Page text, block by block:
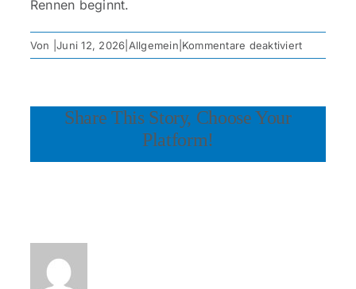
Rennen beginnt.
Von |Juni 12, 2026 Allgemein Kommentare deaktiviertfür
Tipps
Share This Story, Choose Your
Platform!